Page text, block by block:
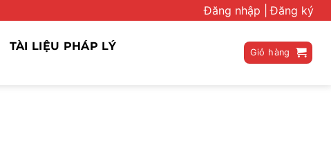
Đăng nhập | Đăng ký
TÀI LIỆU PHÁP LÝ
Giỏ hàng